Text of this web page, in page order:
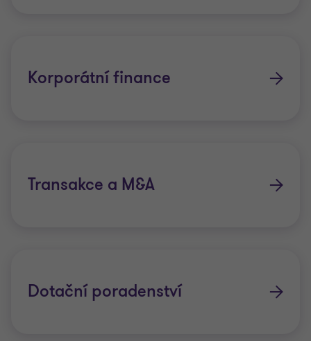
Korporátní finance
Transakce a M&A
Dotační poradenství